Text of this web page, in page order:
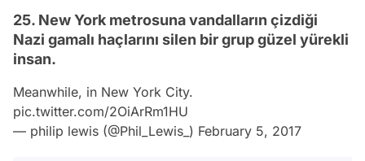
25. New York metrosuna vandalların çizdiği
Nazi gamalı haçlarını silen bir grup güzel yürekli
insan.
Meanwhile, in New York City.
pic.twitter.com/2OiArRm1HU
— philip lewis (@Phil_Lewis_) February 5, 2017